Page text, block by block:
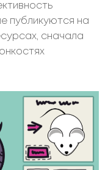
публикуются на
сначала